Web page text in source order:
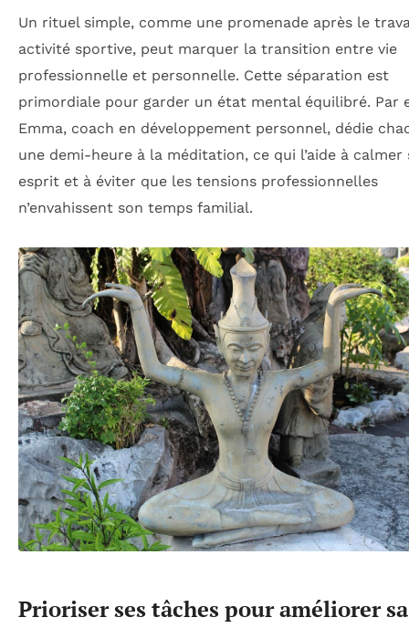
Un rituel simple, comme une promenade après le
activité sportive, peut marquer la transition entre vie
professionnelle et personnelle. Cette séparation est
primordiale pour garder un état mental équilibré. Par
Emma, coach en développement personnel, dédie
une demi-heure à la méditation, ce qui l’aide à calmer
esprit et à éviter que les tensions professionnelles
n’envahissent son temps familial.
Prioriser ses tâches pour améliorer sa